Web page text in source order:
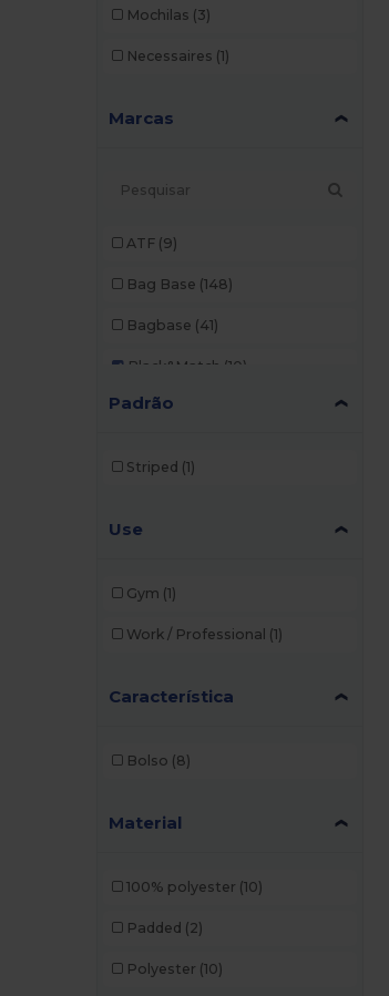
Mochilas (3)
Necessaires (1)
Marcas
ATF (9)
Bag Base (148)
Bagbase (41)
Black&Match (10)
Branve
Craghoppers
Herschel (2)
Label Serie
Mantis (2)
(12)
NewGen (10)
Padrão
Striped (1)
Use
Gym (1)
Work / Professional (1)
Característica
Bolso (8)
Material
100% polyester (10)
Padded (2)
Polyester (10)